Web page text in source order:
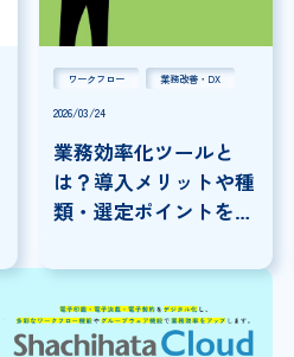
ワークフロー 業務改善・DX
2026/03/24
業務効率化ツールと
は？導入メリットや種
類・選定ポイントを解